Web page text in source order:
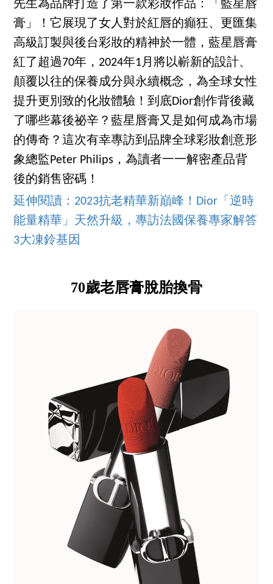
先生為品牌打造了第一款彩妝作品：「藍星唇
膏」！它展現了女人對於紅唇的癲狂、更匯集
高級訂製與後台彩妝的精神於一體，藍星唇膏
紅了超過70年，2024年1月將以嶄新的設計、
顛覆以往的保養成分與永續概念，為全球女性
提升更別致的化妝體驗！到底Dior創作背後藏
了哪些幕後祕辛？藍星唇膏又是如何成為市場
的傳奇？這次有幸專訪到品牌全球彩妝創意形
象總監Peter Philips，為讀者一一解密產品背
後的銷售密碼！
延伸閱讀：2023抗老精華新巔峰！Dior「逆時
能量精華」天然升級，專訪法國保養專家解答
3大凍鈴基因
70歲老唇膏脫胎換骨